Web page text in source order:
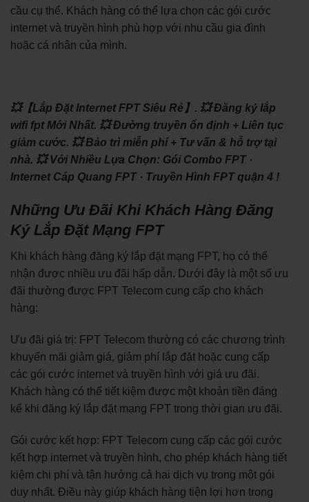
cầu cụ thể. Khách hàng có thể lựa chọn các gói cước
internet và truyền hình phù hợp với nhu cầu gia đình
hoặc cá nhân của mình.
💥【Lắp Đặt Internet FPT Siêu Rẻ】. 💥 Đăng ký lắp
wifi fpt Mới Nhất. 💥 Đường truyền ổn định + Liên tục
giảm cước. 💥 Bảo trì miễn phí + Tư vấn & hỗ trợ tại
nhà. 💥 Với Nhiều Lựa Chọn: ‎Gói Combo FPT ·
‎Internet Cáp Quang FPT · ‎Truyền Hình FPT quận 4 !
Những Ưu Đãi Khi Khách Hàng Đăng
Ký Lắp Đặt Mạng FPT
Khi khách hàng đăng ký lắp đặt mạng FPT, họ có thể
nhận được nhiều ưu đãi hấp dẫn. Dưới đây là một số ưu
đãi thường được FPT Telecom cung cấp cho khách
hàng:
Ưu đãi giá trị: FPT Telecom thường có các chương trình
khuyến mãi giảm giá, giảm phí lắp đặt hoặc cung cấp
các gói cước internet và truyền hình với giá ưu đãi.
Khách hàng có thể tiết kiệm được một khoản tiền đáng
kể khi đăng ký lắp đặt mạng FPT trong thời gian ưu đãi.
Gói cước kết hợp: FPT Telecom cung cấp các gói cước
kết hợp internet và truyền hình, cho phép khách hàng tiết
kiệm chi phí và tận hưởng cả hai dịch vụ trong một gói
duy nhất. Điều này giúp khách hàng tiện lợi hơn trong